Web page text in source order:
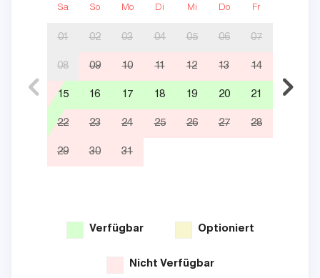
Sa So Mo Di Mi Do Fr
01 02 03 04 05 06 07
08 09 10 11 12 13 14
15 16 17 18 19 20 21
22 23 24 25 26 27 28
29 30 31
Verfügbar Optioniert
Nicht Verfügbar